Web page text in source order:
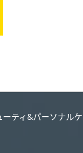
ーティ&パーソナル